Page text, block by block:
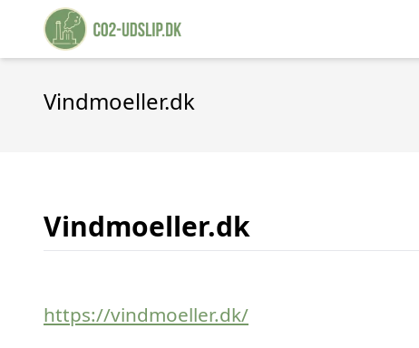
Vindmoeller.dk
Vindmoeller.dk
https://vindmoeller.dk/